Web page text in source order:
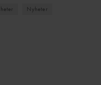
Nyheter